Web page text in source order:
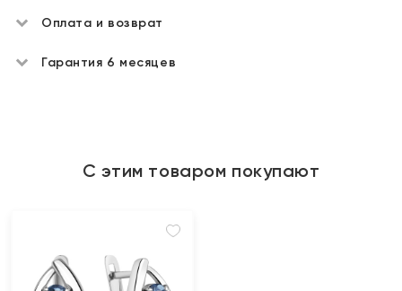
Оплата и возврат
Гарантия 6 месяцев
С этим товаром покупают